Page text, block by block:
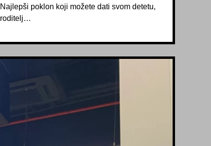
Najlepši poklon koji možete dati svom detetu,
roditelj…